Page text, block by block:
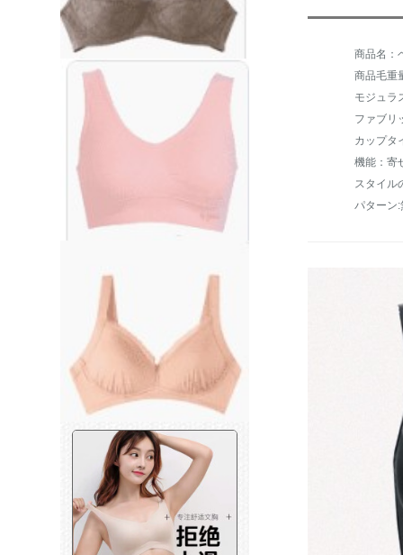
商品毛重
モジュラ
ファブリ
カップタ
機能：寄
スタイル
パターン: